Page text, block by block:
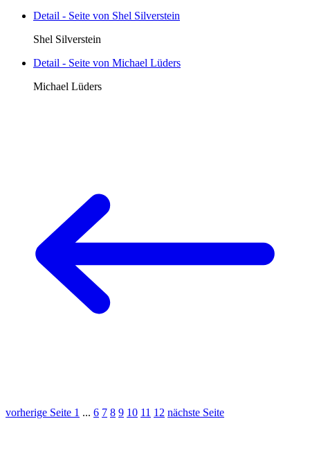
Detail - Seite von Shel Silverstein
Shel Silverstein
Detail - Seite von Michael Lüders
Michael Lüders
vorherige Seite 1 ... 6 7 8 9 10 11 12 nächste Seite